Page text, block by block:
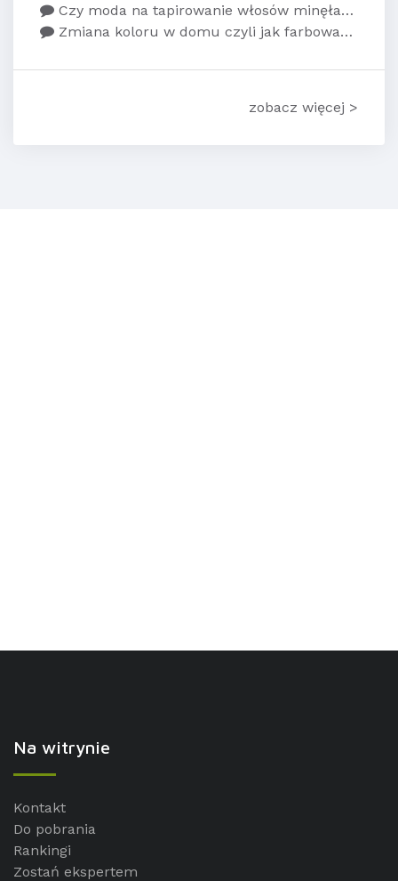
Czy moda na tapirowanie włosów minęła? Jak tapi...
Zmiana koloru w domu czyli jak farbować włosy s...
zobacz więcej >
Na witrynie
Kontakt
Do pobrania
Rankingi
Zostań ekspertem